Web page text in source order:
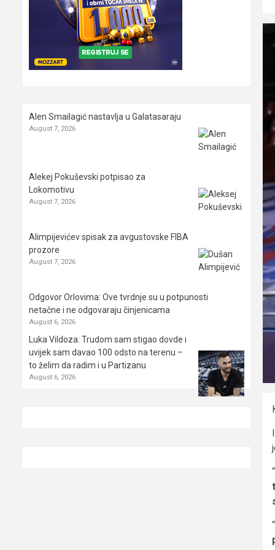
“
“
Alen Smailagić nastavlja u Galatasaraju
August 7, 2026
Alekej Pokuševski potpisao za
Lokomotivu
August 7, 2026
Alimpijevićev spisak za avgustovske FIBA
prozore
August 7, 2026
Odgovor Orlovima: ​Ove tvrdnje su u potpunosti
netačne i ne odgovaraju činjenicama
August 6, 2026
Luka Vildoza: Trudom sam stigao dovde i
uvijek sam davao 100 odsto na terenu –
to želim da radim i u Partizanu
August 6, 2026